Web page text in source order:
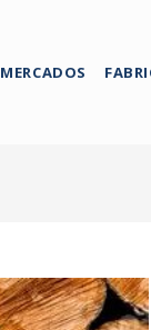
MERCADOS